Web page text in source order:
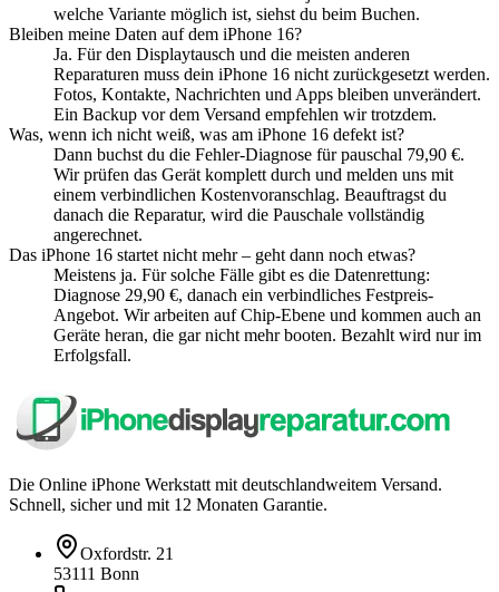
welche Variante möglich ist, siehst du beim Buchen.
Bleiben meine Daten auf dem iPhone 16?
Ja. Für den Displaytausch und die meisten anderen
Reparaturen muss dein iPhone 16 nicht zurückgesetzt werden.
Fotos, Kontakte, Nachrichten und Apps bleiben unverändert.
Ein Backup vor dem Versand empfehlen wir trotzdem.
Was, wenn ich nicht weiß, was am iPhone 16 defekt ist?
Dann buchst du die Fehler-Diagnose für pauschal 79,90 €.
Wir prüfen das Gerät komplett durch und melden uns mit
einem verbindlichen Kostenvoranschlag. Beauftragst du
danach die Reparatur, wird die Pauschale vollständig
angerechnet.
Das iPhone 16 startet nicht mehr – geht dann noch etwas?
Meistens ja. Für solche Fälle gibt es die Datenrettung:
Diagnose 29,90 €, danach ein verbindliches Festpreis-
Angebot. Wir arbeiten auf Chip-Ebene und kommen auch an
Geräte heran, die gar nicht mehr booten. Bezahlt wird nur im
Erfolgsfall.
Die Online iPhone Werkstatt mit deutschlandweitem Versand.
Schnell, sicher und mit 12 Monaten Garantie.
Oxfordstr. 21
53111 Bonn